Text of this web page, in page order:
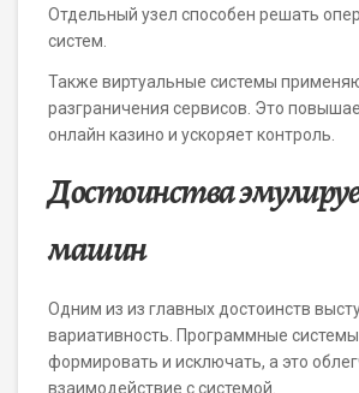
Отдельный узел способен решать
систем.
Также виртуальные системы
разграничения сервисов. Это
онлайн казино и ускоряет контроль.
Достоинства
машин
Одним из из главных достоинств
вариативность. Программные
формировать и исключать, а это
взаимодействие с системой.